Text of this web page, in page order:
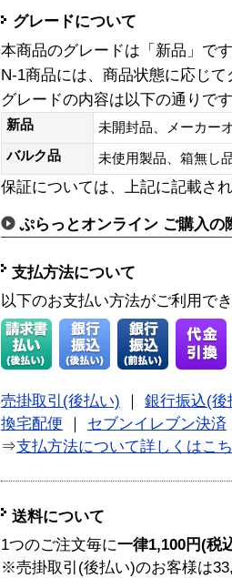
グレードについて
本商品のグレードは「新品」です
N-1商品には、商品状態に応じ
グレードの内容は以下の通りで
新品
未開封品、メーカー
バルク品
未使用製品、箱無
保証については、上記に記載さ
ぷらっとオンライン ご購入の
支払方法について
以下のお支払い方法がご利用で
売掛取引(後払い)
銀行振込(後
換宅配便
セブンイレブン決済
⇒支払方法について詳しくはこ
送料について
1つのご注文毎に一律1,100円(税
※売掛取引(後払い)のお客様は